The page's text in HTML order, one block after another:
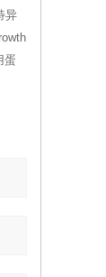
异
蛋